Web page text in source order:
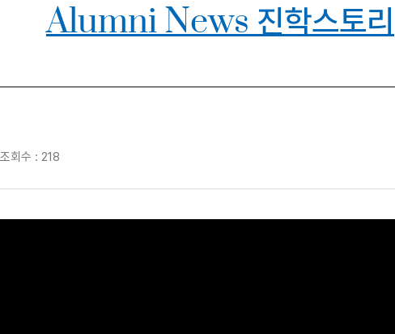
Alumni News 진학스토리
조회수 : 218